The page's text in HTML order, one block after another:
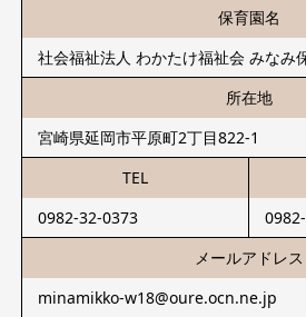
保育園名
社会福祉法人 わかたけ福祉会 みなみ
所在地
宮崎県延岡市平原町2丁目822-1
TEL
0982-32-0373
メールアドレス
minamikko-w18@oure.ocn.ne.jp